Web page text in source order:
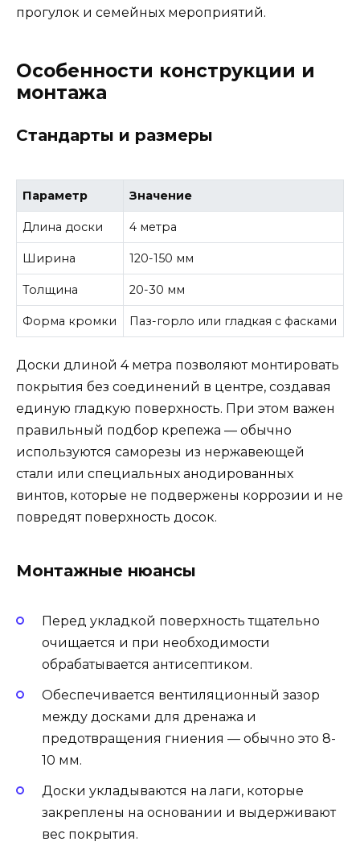
прогулок и семейных мероприятий.
Особенности конструкции и
монтажа
Стандарты и размеры
Параметр Значение
Длина доски 4 метра
Ширина 120-150 мм
Толщина 20-30 мм
Форма кромки Паз-горло или гладкая с фасками
Доски длиной 4 метра позволяют монтировать
покрытия без соединений в центре, создавая
единую гладкую поверхность. При этом важен
правильный подбор крепежа — обычно
используются саморезы из нержавеющей
стали или специальных анодированных
винтов, которые не подвержены коррозии и не
повредят поверхность досок.
Монтажные нюансы
Перед укладкой поверхность тщательно
очищается и при необходимости
обрабатывается антисептиком.
Обеспечивается вентиляционный зазор
между досками для дренажа и
предотвращения гниения — обычно это 8-
10 мм.
Доски укладываются на лаги, которые
закреплены на основании и выдерживают
вес покрытия.